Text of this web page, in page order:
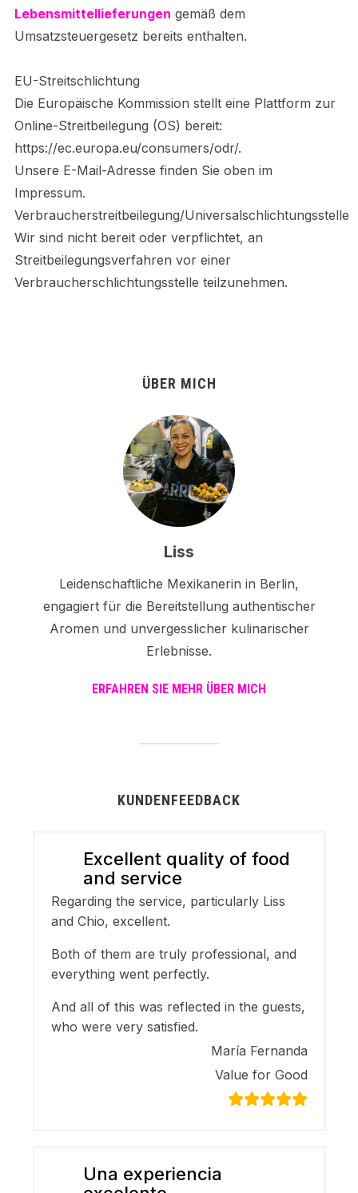
Lebensmittellieferungen gemäß dem
Umsatzsteuergesetz bereits enthalten.
EU-Streitschlichtung
Die Europäische Kommission stellt eine Plattform zur
Online-Streitbeilegung (OS) bereit:
https://ec.europa.eu/consumers/odr/.
Unsere E-Mail-Adresse finden Sie oben im
Impressum.
Verbraucherstreitbeilegung/Universalschlichtungsstelle
Wir sind nicht bereit oder verpflichtet, an
Streitbeilegungsverfahren vor einer
Verbraucherschlichtungsstelle teilzunehmen.
ÜBER MICH
Liss
Leidenschaftliche Mexikanerin in Berlin,
engagiert für die Bereitstellung authentischer
Aromen und unvergesslicher kulinarischer
Erlebnisse.
ERFAHREN SIE MEHR ÜBER MICH
KUNDENFEEDBACK
Excellent quality of food
and service
Regarding the service, particularly Liss
and Chio, excellent.
Both of them are truly professional, and
everything went perfectly.
And all of this was reflected in the guests,
who were very satisfied.
María Fernanda
Value for Good
Una experiencia